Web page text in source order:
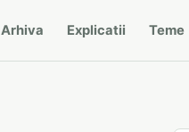
Arhiva Explicatii Teme